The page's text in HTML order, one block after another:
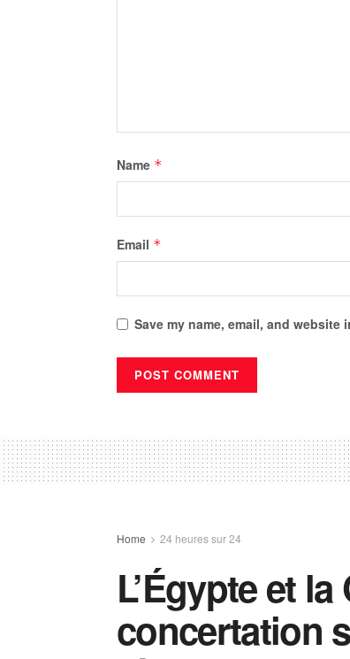
Name *
Email *
Save my name, email, and
Home 24 heures sur 24
L’Égypte et
concertation